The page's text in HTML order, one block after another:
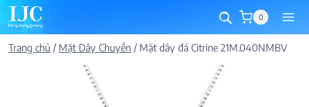
Skip
to
content
0
Trang chủ / Mặt Dây Chuyền / Mặt dây đá Citrine 21M.040NMBV